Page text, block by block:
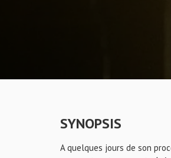
SYNOPSIS
A quelques jours de son